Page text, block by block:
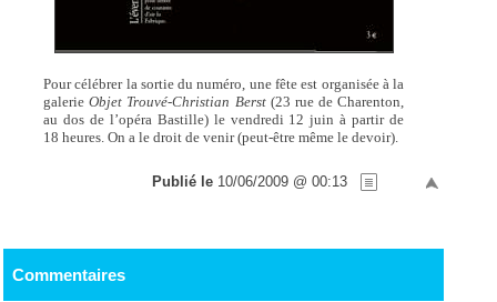
Pour célébrer la sortie du numéro, une fête est organisée à la
galerieObjet Trouvé-Christian Berst(23 rue de Charenton,
au dos de l’opéra Bastille) le vendredi 12 juin à partir de
18 heures. On a le droit de venir (peut-être même le devoir).
Publié le 10/06/2009 @ 00:13
Commentaires